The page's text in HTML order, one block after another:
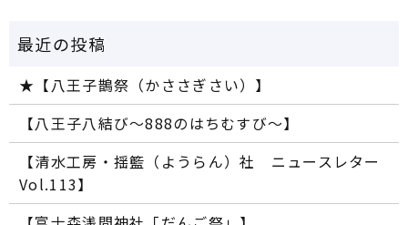
★【八王子鵲祭（かささぎさい）】
【八王子八結び～888のはちむすび～】
【清水工房・揺籃（ようらん）社 ニュースレター
Vol.113】